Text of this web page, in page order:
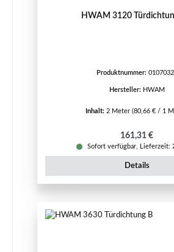
HWAM 3120
Produktnummer:
Hersteller: HWAM
Inhalt: 2 Meter (80,66 € / 1
Regulärer Preis:
161,31 €
Sofort verfügbar, Lieferzeit:
Details